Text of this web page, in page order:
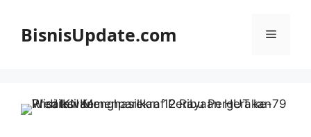
BisnisUpdate.com Menu